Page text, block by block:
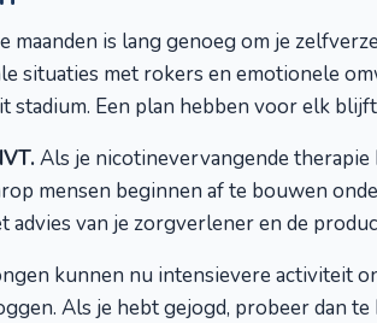
maanden is lang genoeg om je
situaties met rokers en emotionele
Een plan hebben voor elk
Als je nicotinevervangende
mensen beginnen af te bouwen
advies van je zorgverlener en de
kunnen nu intensievere activiteit
Als je hebt gejogd, probeer dan te